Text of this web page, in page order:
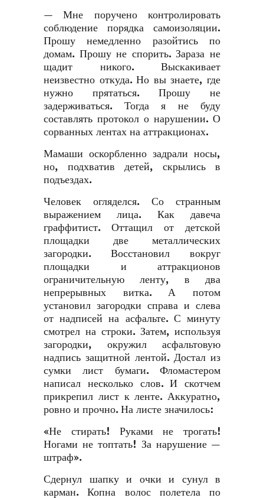
— Мне поручено контролировать
соблюдение порядка самоизоляции.
Прошу немедленно разойтись по
домам. Прошу не спорить. Зараза не
щадит никого. Выскакивает
неизвестно откуда. Но вы знаете, где
нужно прятаться. Прошу не
задерживаться. Тогда я не буду
составлять протокол о нарушении. О
сорванных лентах на аттракционах.
Мамаши оскорбленно задрали носы,
но, подхватив детей, скрылись в
подъездах.
Человек огляделся. Со странным
выражением лица. Как давеча
граффитист. Оттащил от детской
площадки две металлических
загородки. Восстановил вокруг
площадки и аттракционов
ограничительную ленту, в два
непрерывных витка. А потом
установил загородки справа и слева
от надписей на асфальте. С минуту
смотрел на строки. Затем, используя
загородки, окружил асфальтовую
надпись защитной лентой. Достал из
сумки лист бумаги. Фломастером
написал несколько слов. И скотчем
прикрепил лист к ленте. Аккуратно,
ровно и прочно. На листе значилось:
«Не стирать! Руками не трогать!
Ногами не топтать! За нарушение —
штраф».
Сдернул шапку и очки и сунул в
карман. Копна волос полетела по